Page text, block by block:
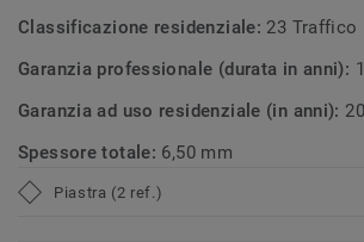
Classificazione residenziale: 23 Traffico
Garanzia professionale (durata in anni):
Garanzia ad uso residenziale (in anni):
Spessore totale: 6,50 mm
Piastra (2 ref.)